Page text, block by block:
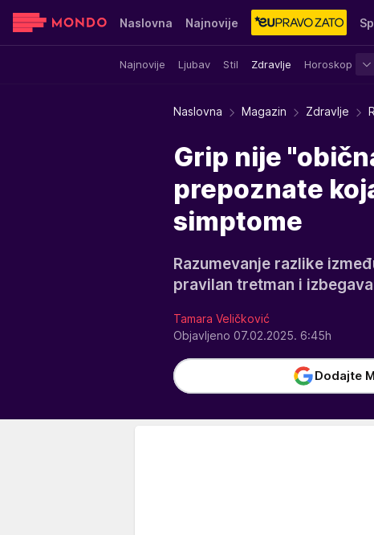
Naslovna Najnovije
Najnovije Ljubav Stil Zdravlje Horoskop
Sensa Stvar ukusa Yumama
Naslovna Magazin Zdravlje
Grip nije
prepoznate
simptome
Razumevanje razlike
pravilan tretman i
Tamara Veličković
Objavljeno 07.02.2025. 6:45h
Dodajte